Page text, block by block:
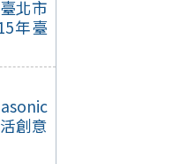
北市
年臺
創意